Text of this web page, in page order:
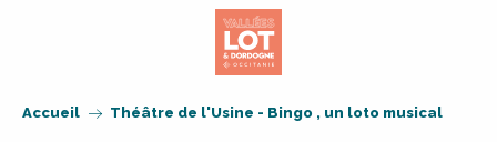
Accueil Théâtre de l'Usine - Bingo , un loto musical